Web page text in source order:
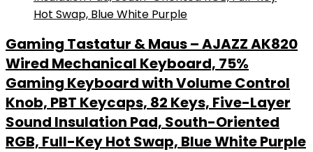
Gaming Tastatur & Maus – AJAZZ AK820
Wired Mechanical Keyboard, 75%
Gaming Keyboard with Volume Control
Knob, PBT Keycaps, 82 Keys, Five-Layer
Sound Insulation Pad, South-Oriented
RGB, Full-Key Hot Swap, Blue White Purple